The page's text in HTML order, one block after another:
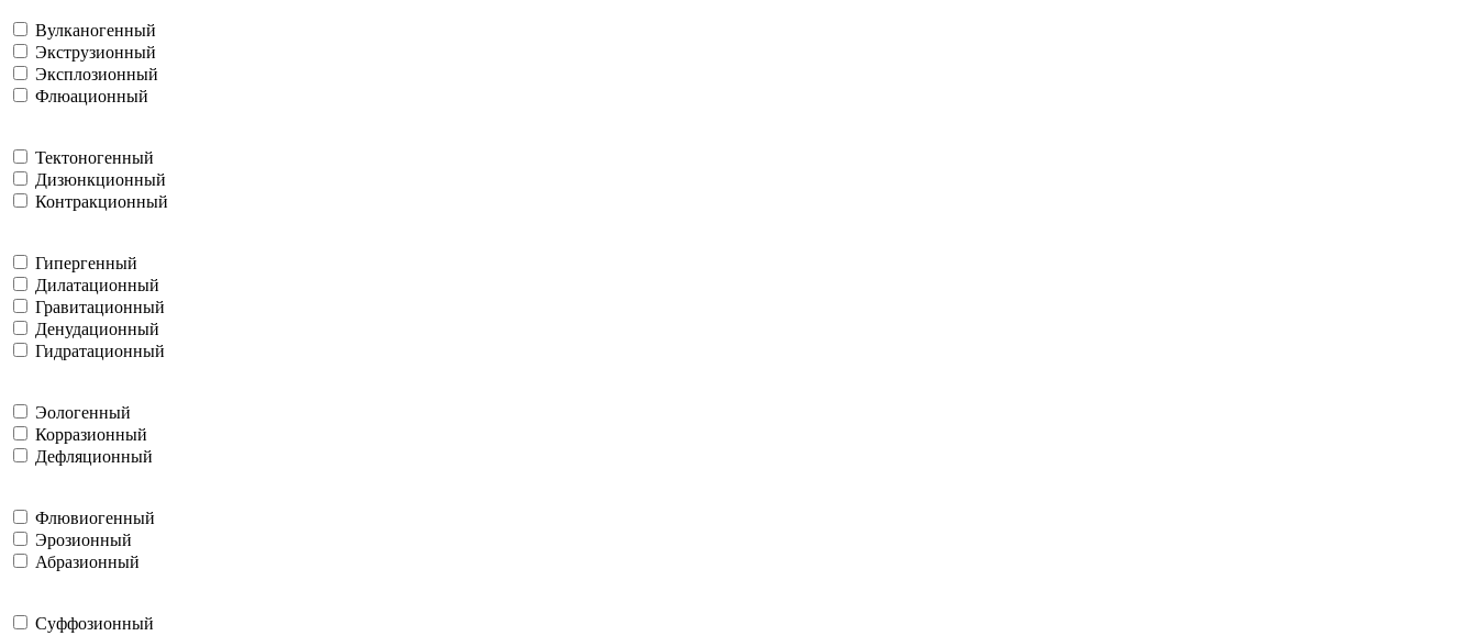
Вулканогенный
Экструзионный
Эксплозионный
Флюационный
Тектоногенный
Дизюнкционный
Контракционный
Гипергенный
Дилатационный
Гравитационный
Денудационный
Гидратационный
Эологенный
Корразионный
Дефляционный
Флювиогенный
Эрозионный
Абразионный
Суффозионный